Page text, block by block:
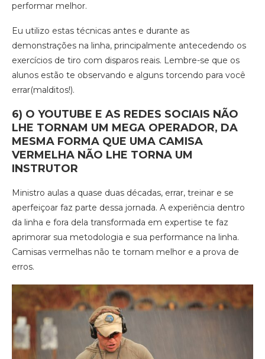
performar melhor.
Eu utilizo estas técnicas antes e durante as
demonstrações na linha, principalmente antecedendo os
exercícios de tiro com disparos reais. Lembre-se que os
alunos estão te observando e alguns torcendo para você
errar(malditos!).
6) O YOUTUBE E AS REDES SOCIAIS NÃO
LHE TORNAM UM MEGA OPERADOR, DA
MESMA FORMA QUE UMA CAMISA
VERMELHA NÃO LHE TORNA UM
INSTRUTOR
Ministro aulas a quase duas décadas, errar, treinar e se
aperfeiçoar faz parte dessa jornada. A experiência dentro
da linha e fora dela transformada em expertise te faz
aprimorar sua metodologia e sua performance na linha.
Camisas vermelhas não te tornam melhor e a prova de
erros.